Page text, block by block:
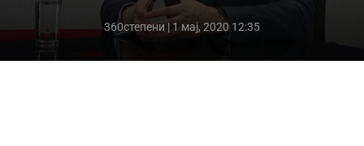
360степени | 1 мај, 2020 12:35